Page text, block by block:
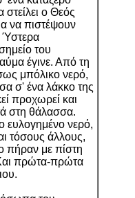
ο Θεός
να πιστέψουν
Ύστερα
του
έγινε. Από τη
μπόλικο νερό,
σ' ένα λάκκο της
προχωρεί και
στη θάλασσα.
ευλογημένο νερό,
τόσους άλλους,
πήραν με πίστη
πρώτα-πρώτα